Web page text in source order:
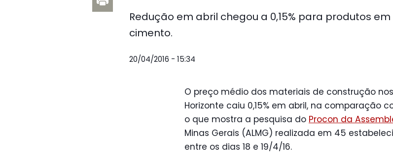
Redução em abril chegou a 0,15% para produtos
cimento.
20/04/2016 - 15:34
O preço médio dos materiais de construção
Horizonte caiu 0,15% em abril, na comparação
o que mostra a pesquisa do Procon da
Minas Gerais (ALMG) realizada em 45
entre os dias 18 e 19/4/16.